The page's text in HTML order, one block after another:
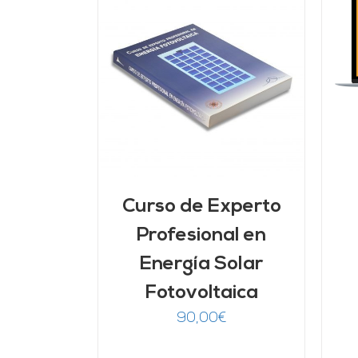
Curso de Experto
Profesional en
Energía Solar
Fotovoltaica
90,00€
AÑADIR AL CARRITO
DETALLES